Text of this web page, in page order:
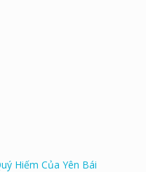
Hiếm Của Yên Bái